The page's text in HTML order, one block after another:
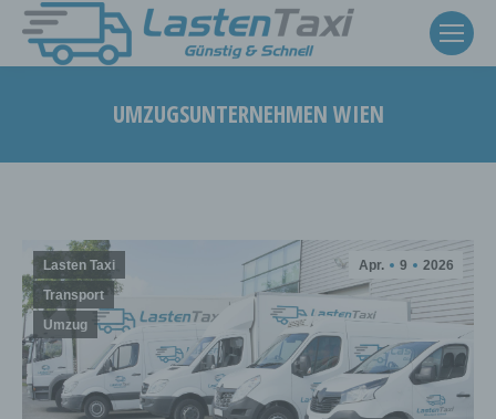
UMZUGSUNTERNEHMEN WIEN
Apr. 9 2026
Lasten Taxi
Transport
Umzug